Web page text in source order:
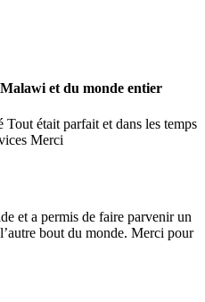
et du monde entier
était parfait et dans les temps
Merci
et a permis de faire parvenir un
bout du monde. Merci pour